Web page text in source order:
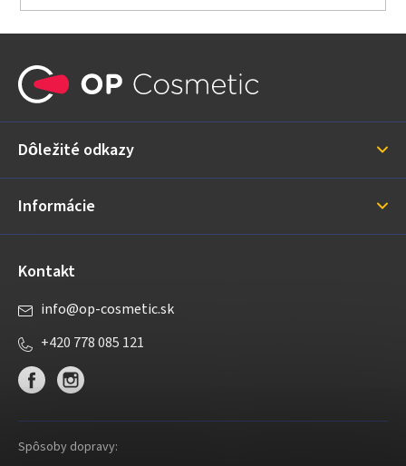
ä
i
Dôležité odkazy
Informácie
Kontakt
info@op-cosmetic.sk
+420 778 085 121
Spôsoby dopravy: